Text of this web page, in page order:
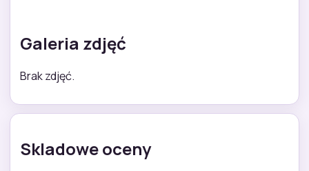
Galeria zdjęć
Brak zdjęć.
Skladowe oceny